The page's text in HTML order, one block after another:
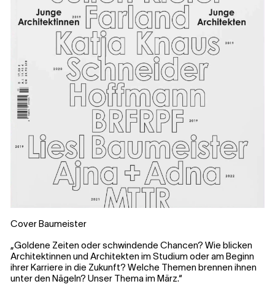
Cover Baumeister
„Goldene Zeiten oder schwindende Chancen? Wie blicken
Architektinnen und Architekten im Studium oder am Beginn
ihrer Karriere in die Zukunft? Welche Themen brennen ihnen
unter den Nägeln? Unser Thema im März.“